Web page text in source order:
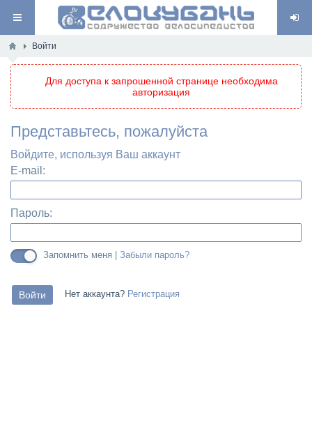
Войти
Для доступа к запрошенной странице необходима
авторизация
Представьтесь, пожалуйста
Войдите, используя Ваш аккаунт
E-mail:
Пароль:
Запомнить меня | Забыли пароль?
Нет аккаунта? Регистрация